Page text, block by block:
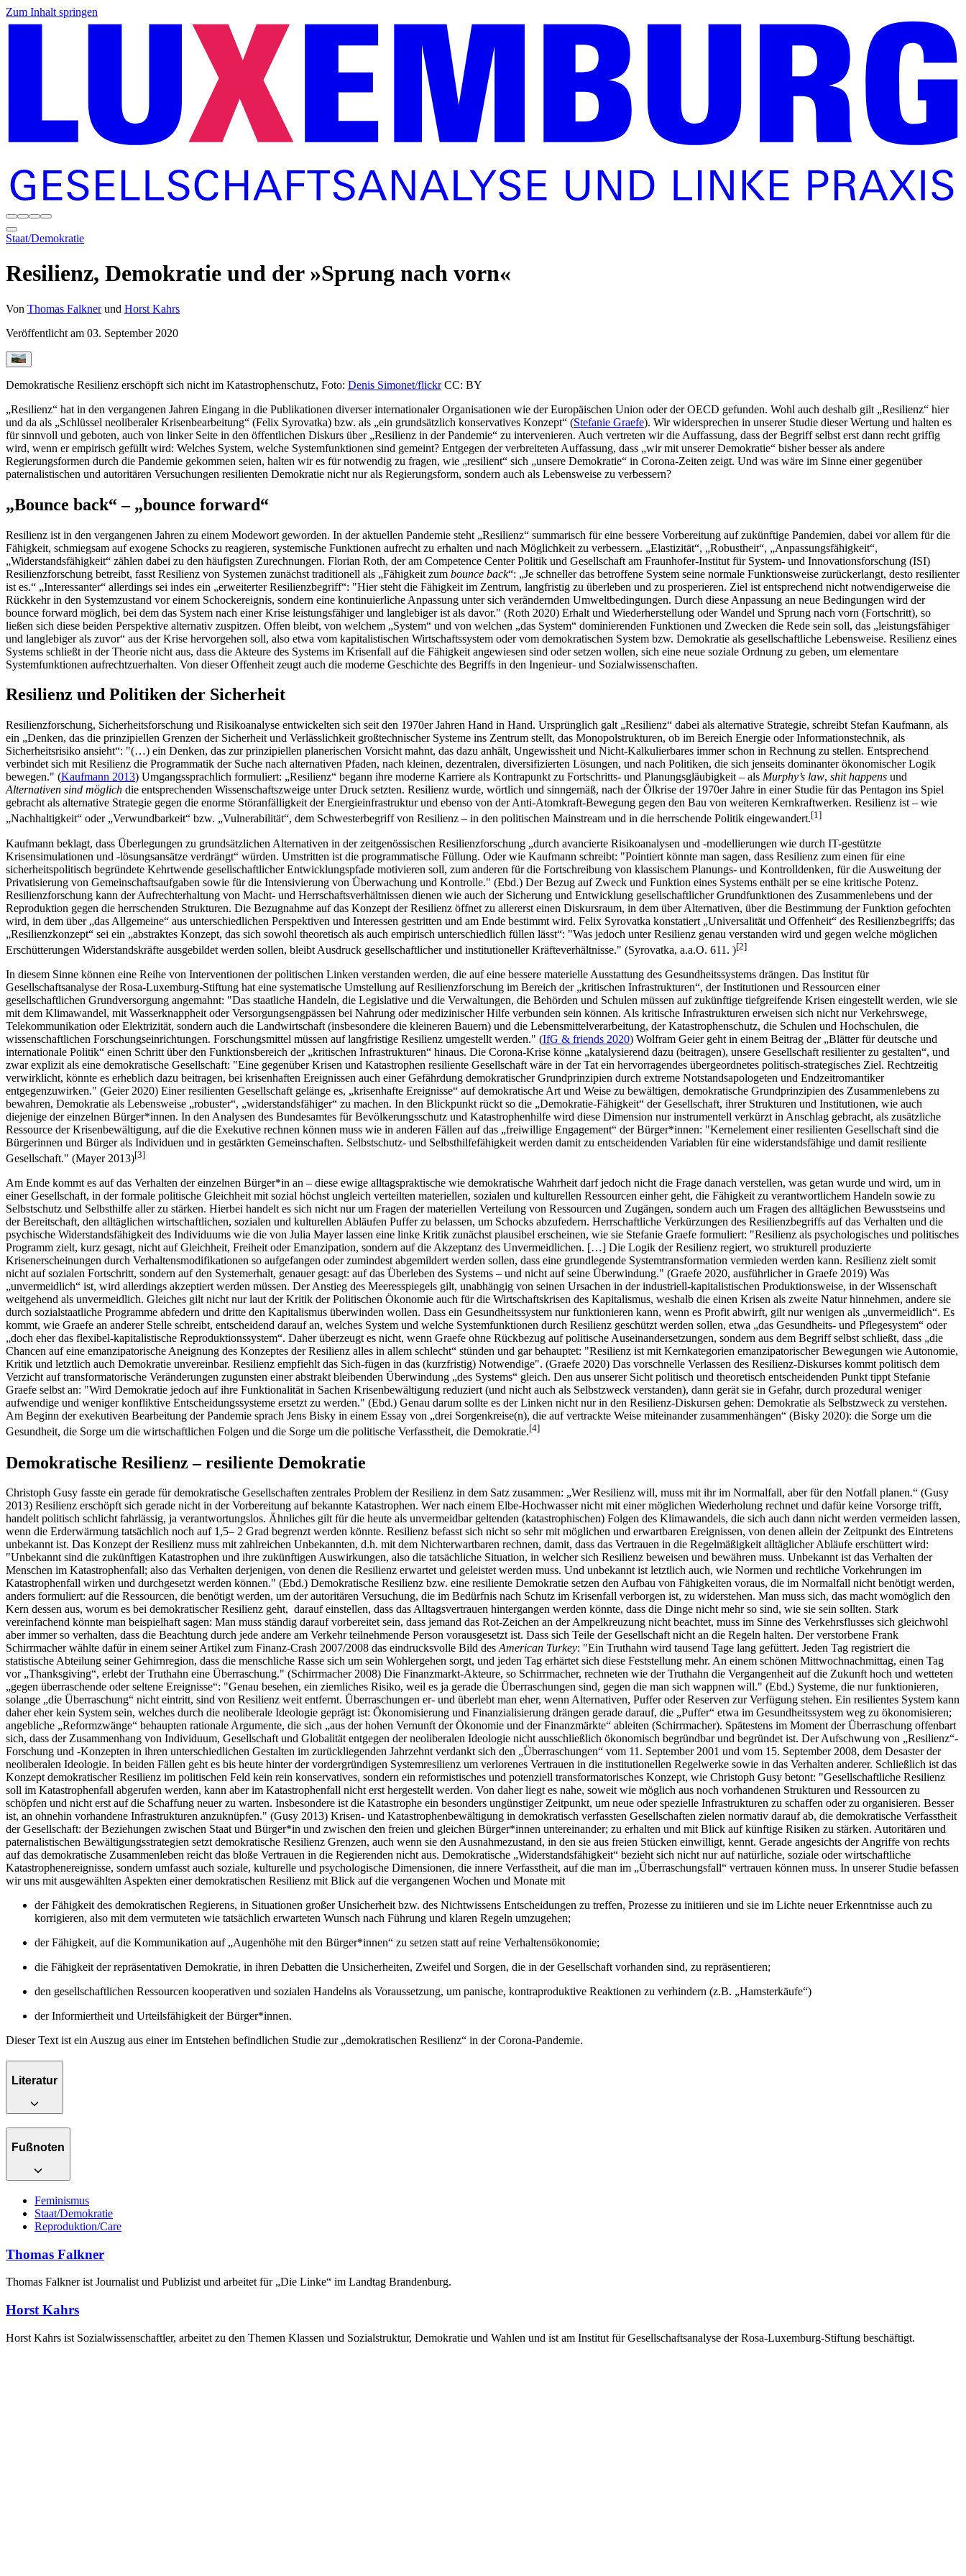
Zum Inhalt springen
Staat/Demokratie
Resilienz, Demokratie und der »Sprung nach vorn«
Von Thomas Falknerund Horst Kahrs
Veröffentlicht am 03. September 2020
Demokratische Resilienz erschöpft sich nicht im Katastrophenschutz, Foto: Denis Simonet/flickrCC: BY
„Resilienz“ hat in den vergangenen Jahren Eingang in die Publikationen diverser internationaler Organisationen wie der Europäischen Union oder der OECD gefunden. Wohl auch deshalb gilt „Resilienz“ hier
und da als „Schlüssel neoliberaler Krisenbearbeitung“ (Felix Syrovatka) bzw. als „ein grundsätzlich konservatives Konzept“ (Stefanie Graefe). Wir widersprechen in unserer Studie dieser Wertung und halten es
für sinnvoll und geboten, auch von linker Seite in den öffentlichen Diskurs über „Resilienz in der Pandemie“ zu intervenieren. Auch vertreten wir die Auffassung, dass der Begriff selbst erst dann recht griffig
wird, wenn er empirisch gefüllt wird: Welches System, welche Systemfunktionen sind gemeint? Entgegen der verbreiteten Auffassung, dass „wir mit unserer Demokratie“ bisher besser als andere
Regierungsformen durch die Pandemie gekommen seien, halten wir es für notwendig zu fragen, wie „resilient“ sich „unsere Demokratie“ in Corona-Zeiten zeigt. Und was wäre im Sinne einer gegenüber
paternalistischen und autoritären Versuchungen resilienten Demokratie nicht nur als Regierungsform, sondern auch als Lebensweise zu verbessern?
„Bounce back“ – „bounce forward“
Resilienz ist in den vergangenen Jahren zu einem Modewort geworden. In der aktuellen Pandemie steht „Resilienz“ summarisch für eine bessere Vorbereitung auf zukünftige Pandemien, dabei vor allem für die
Fähigkeit, schmiegsam auf exogene Schocks zu reagieren, systemische Funktionen aufrecht zu erhalten und nach Möglichkeit zu verbessern. „Elastizität“, „Robustheit“, „Anpassungsfähigkeit“,
„Widerstandsfähigkeit“ zählen dabei zu den häufigsten Zurechnungen. Florian Roth, der am Competence Center Politik und Gesellschaft am Fraunhofer-Institut für System- und Innovationsforschung (ISI)
Resilienzforschung betreibt, fasst Resilienz von Systemen zunächst traditionell als „Fähigkeit zum bounce back“: „Je schneller das betroffene System seine normale Funktionsweise zurückerlangt, desto resilienter
ist es.“ „Interessanter“ allerdings sei indes ein „erweiterter Resilienzbegriff“: "Hier steht die Fähigkeit im Zentrum, langfristig zu überleben und zu prosperieren. Ziel ist entsprechend nicht notwendigerweise die
Rückkehr in den Systemzustand vor einem Schockereignis, sondern eine kontinuierliche Anpassung unter sich verändernden Umweltbedingungen. Durch diese Anpassung an neue Bedingungen wird der
bounce forward möglich, bei dem das System nach einer Krise leistungsfähiger und langlebiger ist als davor." (Roth 2020) Erhalt und Wiederherstellung oder Wandel und Sprung nach vorn (Fortschritt), so
ließen sich diese beiden Perspektive alternativ zuspitzen. Offen bleibt, von welchem „System“ und von welchen „das System“ dominierenden Funktionen und Zwecken die Rede sein soll, das „leistungsfähiger
und langlebiger als zuvor“ aus der Krise hervorgehen soll, also etwa vom kapitalistischen Wirtschaftssystem oder vom demokratischen System bzw. Demokratie als gesellschaftliche Lebensweise. Resilienz eines
Systems schließt in der Theorie nicht aus, dass die Akteure des Systems im Krisenfall auf die Fähigkeit angewiesen sind oder setzen wollen, sich eine neue soziale Ordnung zu geben, um elementare
Systemfunktionen aufrechtzuerhalten. Von dieser Offenheit zeugt auch die moderne Geschichte des Begriffs in den Ingenieur- und Sozialwissenschaften.
Resilienz und Politiken der Sicherheit
Resilienzforschung, Sicherheitsforschung und Risikoanalyse entwickelten sich seit den 1970er Jahren Hand in Hand. Ursprünglich galt „Resilienz“ dabei als alternative Strategie, schreibt Stefan Kaufmann, als
ein „Denken, das die prinzipiellen Grenzen der Sicherheit und Verlässlichkeit großtechnischer Systeme ins Zentrum stellt, das Monopolstrukturen, ob im Bereich Energie oder Informationstechnik, als
Sicherheitsrisiko ansieht“: "(…) ein Denken, das zur prinzipiellen planerischen Vorsicht mahnt, das dazu anhält, Ungewissheit und Nicht-Kalkulierbares immer schon in Rechnung zu stellen. Entsprechend
verbindet sich mit Resilienz die Programmatik der Suche nach alternativen Pfaden, nach kleinen, dezentralen, diversifizierten Lösungen, und nach Politiken, die sich jenseits dominanter ökonomischer Logik
bewegen." (Kaufmann 2013) Umgangssprachlich formuliert: „Resilienz“ begann ihre moderne Karriere als Kontrapunkt zu Fortschritts- und Planungsgläubigkeit – als Murphy’s law, shit happens und
Alternativen sind möglich die entsprechenden Wissenschaftszweige unter Druck setzten. Resilienz wurde, wörtlich und sinngemäß, nach der Ölkrise der 1970er Jahre in einer Studie für das Pentagon ins Spiel
gebracht als alternative Strategie gegen die enorme Störanfälligkeit der Energieinfrastruktur und ebenso von der Anti-Atomkraft-Bewegung gegen den Bau von weiteren Kernkraftwerken. Resilienz ist – wie
„Nachhaltigkeit“ oder „Verwundbarkeit“ bzw. „Vulnerabilität“, dem Schwesterbegriff von Resilienz – in den politischen Mainstream und in die herrschende Politik eingewandert.[1]
Kaufmann beklagt, dass Überlegungen zu grundsätzlichen Alternativen in der zeitgenössischen Resilienzforschung „durch avancierte Risikoanalysen und -modellierungen wie durch IT-gestützte
Krisensimulationen und -lösungsansätze verdrängt“ würden. Umstritten ist die programmatische Füllung. Oder wie Kaufmann schreibt: "Pointiert könnte man sagen, dass Resilienz zum einen für eine
sicherheitspolitisch begründete Kehrtwende gesellschaftlicher Entwicklungspfade motivieren soll, zum anderen für die Fortschreibung von klassischem Planungs- und Kontrolldenken, für die Ausweitung der
Privatisierung von Gemeinschaftsaufgaben sowie für die Intensivierung von Überwachung und Kontrolle." (Ebd.) Der Bezug auf Zweck und Funktion eines Systems enthält per se eine kritische Potenz.
Resilienzforschung kann der Aufrechterhaltung von Macht- und Herrschaftsverhältnissen dienen wie auch der Sicherung und Entwicklung gesellschaftlicher Grundfunktionen des Zusammenlebens und der
Reproduktion gegen die herrschenden Strukturen. Die Bezugnahme auf das Konzept der Resilienz öffnet zu allererst einen Diskursraum, in dem über Alternativen, über die Bestimmung der Funktion gefochten
wird, in dem über „das Allgemeine“ aus unterschiedlichen Perspektiven und Interessen gestritten und am Ende bestimmt wird. Felix Syrovatka konstatiert „Universalität und Offenheit“ des Resilienzbegriffs; das
„Resilienzkonzept“ sei ein „abstraktes Konzept, das sich sowohl theoretisch als auch empirisch unterschiedlich füllen lässt“: "Was jedoch unter Resilienz genau verstanden wird und gegen welche möglichen
Erschütterungen Widerstandskräfte ausgebildet werden sollen, bleibt Ausdruck gesellschaftlicher und institutioneller Kräfteverhältnisse." (Syrovatka, a.a.O. 611. )[2]
In diesem Sinne können eine Reihe von Interventionen der politischen Linken verstanden werden, die auf eine bessere materielle Ausstattung des Gesundheitssystems drängen. Das Institut für
Gesellschaftsanalyse der Rosa-Luxemburg-Stiftung hat eine systematische Umstellung auf Resilienzforschung im Bereich der „kritischen Infrastrukturen“, der Institutionen und Ressourcen einer
gesellschaftlichen Grundversorgung angemahnt: "Das staatliche Handeln, die Legislative und die Verwaltungen, die Behörden und Schulen müssen auf zukünftige tiefgreifende Krisen eingestellt werden, wie sie
mit dem Klimawandel, mit Wasserknappheit oder Versorgungsengpässen bei Nahrung oder medizinischer Hilfe verbunden sein können. Als kritische Infrastrukturen erweisen sich nicht nur Verkehrswege,
Telekommunikation oder Elektrizität, sondern auch die Landwirtschaft (insbesondere die kleineren Bauern) und die Lebensmittelverarbeitung, der Katastrophenschutz, die Schulen und Hochschulen, die
wissenschaftlichen Forschungseinrichtungen. Forschungsmittel müssen auf langfristige Resilienz umgestellt werden." (IfG & friends 2020) Wolfram Geier geht in einem Beitrag der „Blätter für deutsche und
internationale Politik“ einen Schritt über den Funktionsbereich der „kritischen Infrastrukturen“ hinaus. Die Corona-Krise könne „katalysierend dazu (beitragen), unsere Gesellschaft resilienter zu gestalten“, und
zwar explizit als eine demokratische Gesellschaft: "Eine gegenüber Krisen und Katastrophen resiliente Gesellschaft wäre in der Tat ein hervorragendes übergeordnetes politisch-strategisches Ziel. Rechtzeitig
verwirklicht, könnte es erheblich dazu beitragen, bei krisenhaften Ereignissen auch einer Gefährdung demokratischer Grundprinzipien durch extreme Notstandsapologeten und Endzeitromantiker
entgegenzuwirken." (Geier 2020) Einer resilienten Gesellschaft gelänge es, „krisenhafte Ereignisse“ auf demokratische Art und Weise zu bewältigen, demokratische Grundprinzipien des Zusammenlebens zu
bewahren, Demokratie als Lebensweise „robuster“, „widerstandsfähiger“ zu machen. In den Blickpunkt rückt so die „Demokratie-Fähigkeit“ der Gesellschaft, ihrer Strukturen und Institutionen, wie auch
diejenige der einzelnen Bürger*innen. In den Analysen des Bundesamtes für Bevölkerungsschutz und Katastrophenhilfe wird diese Dimension nur instrumentell verkürzt in Anschlag gebracht, als zusätzliche
Ressource der Krisenbewältigung, auf die die Exekutive rechnen können muss wie in anderen Fällen auf das „freiwillige Engagement“ der Bürger*innen: "Kernelement einer resilienten Gesellschaft sind die
Bürgerinnen und Bürger als Individuen und in gestärkten Gemeinschaften. Selbstschutz- und Selbsthilfefähigkeit werden damit zu entscheidenden Variablen für eine widerstandsfähige und damit resiliente
Gesellschaft." (Mayer 2013)[3]
Am Ende kommt es auf das Verhalten der einzelnen Bürger*in an – diese ewige alltagspraktische wie demokratische Wahrheit darf jedoch nicht die Frage danach verstellen, was getan wurde und wird, um in
einer Gesellschaft, in der formale politische Gleichheit mit sozial höchst ungleich verteilten materiellen, sozialen und kulturellen Ressourcen einher geht, die Fähigkeit zu verantwortlichem Handeln sowie zu
Selbstschutz und Selbsthilfe aller zu stärken. Hierbei handelt es sich nicht nur um Fragen der materiellen Verteilung von Ressourcen und Zugängen, sondern auch um Fragen des alltäglichen Bewusstseins und
der Bereitschaft, den alltäglichen wirtschaftlichen, sozialen und kulturellen Abläufen Puffer zu belassen, um Schocks abzufedern. Herrschaftliche Verkürzungen des Resilienzbegriffs auf das Verhalten und die
psychische Widerstandsfähigkeit des Individuums wie die von Julia Mayer lassen eine linke Kritik zunächst plausibel erscheinen, wie sie Stefanie Graefe formuliert: "Resilienz als psychologisches und politisches
Programm zielt, kurz gesagt, nicht auf Gleichheit, Freiheit oder Emanzipation, sondern auf die Akzeptanz des Unvermeidlichen. […] Die Logik der Resilienz regiert, wo strukturell produzierte
Krisenerscheinungen durch Verhaltensmodifikationen so aufgefangen oder zumindest abgemildert werden sollen, dass eine grundlegende Systemtransformation vermieden werden kann. Resilienz zielt somit
nicht auf sozialen Fortschritt, sondern auf den Systemerhalt, genauer gesagt: auf das Überleben des Systems – und nicht auf seine Überwindung." (Graefe 2020, ausführlicher in Graefe 2019) Was
„unvermeidlich“ ist, wird allerdings akzeptiert werden müssen. Der Anstieg des Meeresspiegels gilt, unabhängig von seinen Ursachen in der industriell-kapitalistischen Produktionsweise, in der Wissenschaft
weitgehend als unvermeidlich. Gleiches gilt nicht nur laut der Kritik der Politischen Ökonomie auch für die Wirtschaftskrisen des Kapitalismus, weshalb die einen Krisen als zweite Natur hinnehmen, andere sie
durch sozialstaatliche Programme abfedern und dritte den Kapitalismus überwinden wollen. Dass ein Gesundheitssystem nur funktionieren kann, wenn es Profit abwirft, gilt nur wenigen als „unvermeidlich“. Es
kommt, wie Graefe an anderer Stelle schreibt, entscheidend darauf an, welches System und welche Systemfunktionen durch Resilienz geschützt werden sollen, etwa „das Gesundheits- und Pflegesystem“ oder
„doch eher das flexibel-kapitalistische Reproduktionssystem“. Daher überzeugt es nicht, wenn Graefe ohne Rückbezug auf politische Auseinandersetzungen, sondern aus dem Begriff selbst schließt, dass „die
Chancen auf eine emanzipatorische Aneignung des Konzeptes der Resilienz alles in allem schlecht“ stünden und gar behauptet: "Resilienz ist mit Kernkategorien emanzipatorischer Bewegungen wie Autonomie,
Kritik und letztlich auch Demokratie unvereinbar. Resilienz empfiehlt das Sich-fügen in das (kurzfristig) Notwendige". (Graefe 2020) Das vorschnelle Verlassen des Resilienz-Diskurses kommt politisch dem
Verzicht auf transformatorische Veränderungen zugunsten einer abstrakt bleibenden Überwindung „des Systems“ gleich. Den aus unserer Sicht politisch und theoretisch entscheidenden Punkt tippt Stefanie
Graefe selbst an: "Wird Demokratie jedoch auf ihre Funktionalität in Sachen Krisenbewältigung reduziert (und nicht auch als Selbstzweck verstanden), dann gerät sie in Gefahr, durch prozedural weniger
aufwendige und weniger konfliktive Entscheidungssysteme ersetzt zu werden." (Ebd.) Genau darum sollte es der Linken nicht nur in den Resilienz-Diskursen gehen: Demokratie als Selbstzweck zu verstehen.
Am Beginn der exekutiven Bearbeitung der Pandemie sprach Jens Bisky in einem Essay von „drei Sorgenkreise(n), die auf vertrackte Weise miteinander zusammenhängen“ (Bisky 2020): die Sorge um die
Gesundheit, die Sorge um die wirtschaftlichen Folgen und die Sorge um die politische Verfasstheit, die Demokratie.[4]
Demokratische Resilienz – resiliente Demokratie
Christoph Gusy fasste ein gerade für demokratische Gesellschaften zentrales Problem der Resilienz in dem Satz zusammen: „Wer Resilienz will, muss mit ihr im Normalfall, aber für den Notfall planen.“ (Gusy
2013) Resilienz erschöpft sich gerade nicht in der Vorbereitung auf bekannte Katastrophen. Wer nach einem Elbe-Hochwasser nicht mit einer möglichen Wiederholung rechnet und dafür keine Vorsorge trifft,
handelt politisch schlicht fahrlässig, ja verantwortungslos. Ähnliches gilt für die heute als unvermeidbar geltenden (katastrophischen) Folgen des Klimawandels, die sich auch dann nicht werden vermeiden lassen,
wenn die Erderwärmung tatsächlich noch auf 1,5– 2 Grad begrenzt werden könnte. Resilienz befasst sich nicht so sehr mit möglichen und erwartbaren Ereignissen, von denen allein der Zeitpunkt des Eintretens
unbekannt ist. Das Konzept der Resilienz muss mit zahlreichen Unbekannten, d.h. mit dem Nichterwartbaren rechnen, damit, dass das Vertrauen in die Regelmäßigkeit alltäglicher Abläufe erschüttert wird:
"Unbekannt sind die zukünftigen Katastrophen und ihre zukünftigen Auswirkungen, also die tatsächliche Situation, in welcher sich Resilienz beweisen und bewähren muss. Unbekannt ist das Verhalten der
Menschen im Katastrophenfall; also das Verhalten derjenigen, von denen die Resilienz erwartet und geleistet werden muss. Und unbekannt ist letztlich auch, wie Normen und rechtliche Vorkehrungen im
Katastrophenfall wirken und durchgesetzt werden können." (Ebd.) Demokratische Resilienz bzw. eine resiliente Demokratie setzen den Aufbau von Fähigkeiten voraus, die im Normalfall nicht benötigt werden,
anders formuliert: auf die Ressourcen, die benötigt werden, um der autoritären Versuchung, die im Bedürfnis nach Schutz im Krisenfall verborgen ist, zu widerstehen. Man muss sich, das macht womöglich den
Kern dessen aus, worum es bei demokratischer Resilienz geht, darauf einstellen, dass das Alltagsvertrauen hintergangen werden könnte, dass die Dinge nicht mehr so sind, wie sie sein sollten. Stark
vereinfachend könnte man beispielhaft sagen: Man muss ständig darauf vorbereitet sein, dass jemand das Rot-Zeichen an der Ampelkreuzung nicht beachtet, muss im Sinne des Verkehrsflusses sich gleichwohl
aber immer so verhalten, dass die Beachtung durch jede andere am Verkehr teilnehmende Person vorausgesetzt ist. Dass sich Teile der Gesellschaft nicht an die Regeln halten. Der verstorbene Frank
Schirrmacher wählte dafür in einem seiner Artikel zum Finanz-Crash 2007/2008 das eindrucksvolle Bild desAmerican Turkey: "Ein Truthahn wird tausend Tage lang gefüttert. Jeden Tag registriert die
statistische Abteilung seiner Gehirnregion, dass die menschliche Rasse sich um sein Wohlergehen sorgt, und jeden Tag erhärtet sich diese Feststellung mehr. An einem schönen Mittwochnachmittag, einen Tag
vor „Thanksgiving“, erlebt der Truthahn eine Überraschung." (Schirrmacher 2008) Die Finanzmarkt-Akteure, so Schirrmacher, rechneten wie der Truthahn die Vergangenheit auf die Zukunft hoch und wetteten
„gegen überraschende oder seltene Ereignisse“: "Genau besehen, ein ziemliches Risiko, weil es ja gerade die Überraschungen sind, gegen die man sich wappnen will." (Ebd.) Systeme, die nur funktionieren,
solange „die Überraschung“ nicht eintritt, sind von Resilienz weit entfernt. Überraschungen er- und überlebt man eher, wenn Alternativen, Puffer oder Reserven zur Verfügung stehen. Ein resilientes System kann
daher eher kein System sein, welches durch die neoliberale Ideologie geprägt ist: Ökonomisierung und Finanzialisierung drängen gerade darauf, die „Puffer“ etwa im Gesundheitssystem weg zu ökonomisieren;
angebliche „Reformzwänge“ behaupten rationale Argumente, die sich „aus der hohen Vernunft der Ökonomie und der Finanzmärkte“ ableiten (Schirrmacher). Spätestens im Moment der Überraschung offenbart
sich, dass der Zusammenhang von Individuum, Gesellschaft und Globalität entgegen der neoliberalen Ideologie nicht ausschließlich ökonomisch begründbar und begründet ist. Der Aufschwung von „Resilienz“-
Forschung und -Konzepten in ihren unterschiedlichen Gestalten im zurückliegenden Jahrzehnt verdankt sich den „Überraschungen“ vom 11. September 2001 und vom 15. September 2008, dem Desaster der
neoliberalen Ideologie. In beiden Fällen geht es bis heute hinter der vordergründigen Systemresilienz um verlorenes Vertrauen in die institutionellen Regelwerke sowie in das Verhalten anderer. Schließlich ist das
Konzept demokratischer Resilienz im politischen Feld kein rein konservatives, sondern ein reformistisches und potenziell transformatorisches Konzept, wie Christoph Gusy betont: "Gesellschaftliche Resilienz
soll im Katastrophenfall abgerufen werden, kann aber im Katastrophenfall nicht erst hergestellt werden. Von daher liegt es nahe, soweit wie möglich aus noch vorhandenen Strukturen und Ressourcen zu
schöpfen und nicht erst auf die Schaffung neuer zu warten. Insbesondere ist die Katastrophe ein besonders ungünstiger Zeitpunkt, um neue oder spezielle Infrastrukturen zu schaffen oder zu organisieren. Besser
ist, an ohnehin vorhandene Infrastrukturen anzuknüpfen." (Gusy 2013) Krisen- und Katastrophenbewältigung in demokratisch verfassten Gesellschaften zielen normativ darauf ab, die demokratische Verfasstheit
der Gesellschaft: der Beziehungen zwischen Staat und Bürger*in und zwischen den freien und gleichen Bürger*innen untereinander; zu erhalten und mit Blick auf künftige Risiken zu stärken. Autoritären und
paternalistischen Bewältigungsstrategien setzt demokratische Resilienz Grenzen, auch wenn sie den Ausnahmezustand, in den sie aus freien Stücken einwilligt, kennt. Gerade angesichts der Angriffe von rechts
auf das demokratische Zusammenleben reicht das bloße Vertrauen in die Regierenden nicht aus. Demokratische „Widerstandsfähigkeit“ bezieht sich nicht nur auf natürliche, soziale oder wirtschaftliche
Katastrophenereignisse, sondern umfasst auch soziale, kulturelle und psychologische Dimensionen, die innere Verfasstheit, auf die man im „Überraschungsfall“ vertrauen können muss. In unserer Studie befassen
wir uns mit ausgewählten Aspekten einer demokratischen Resilienz mit Blick auf die vergangenen Wochen und Monate mit
der Fähigkeit des demokratischen Regierens, in Situationen großer Unsicherheit bzw. des Nichtwissens Entscheidungen zu treffen, Prozesse zu initiieren und sie im Lichte neuer Erkenntnisse auch zu
korrigieren, also mit dem vermuteten wie tatsächlich erwarteten Wunsch nach Führung und klaren Regeln umzugehen;
der Fähigkeit, auf die Kommunikation auf „Augenhöhe mit den Bürger*innen“ zu setzen statt auf reine Verhaltensökonomie;
die Fähigkeit der repräsentativen Demokratie, in ihren Debatten die Unsicherheiten, Zweifel und Sorgen, die in der Gesellschaft vorhanden sind, zu repräsentieren;
den gesellschaftlichen Ressourcen kooperativen und sozialen Handelns als Voraussetzung, um panische, kontraproduktive Reaktionen zu verhindern (z.B. „Hamsterkäufe“)
der Informiertheit und Urteilsfähigkeit der Bürger*innen.
Dieser Text ist ein Auszug aus einer im Entstehen befindlichen Studie zur „demokratischen Resilienz“ in der Corona-Pandemie.
Literatur
Fußnoten
Feminismus
Staat/Demokratie
Reproduktion/Care
Thomas Falkner
Thomas Falkner ist Journalist und Publizist und arbeitet für „Die Linke“ im Landtag Brandenburg.
Horst Kahrs
Horst Kahrs ist Sozialwissenschaftler, arbeitet zu den Themen Klassen und Sozialstruktur, Demokratie und Wahlen und ist am Institut für Gesellschaftsanalyse der Rosa-Luxemburg-Stiftung beschäftigt.